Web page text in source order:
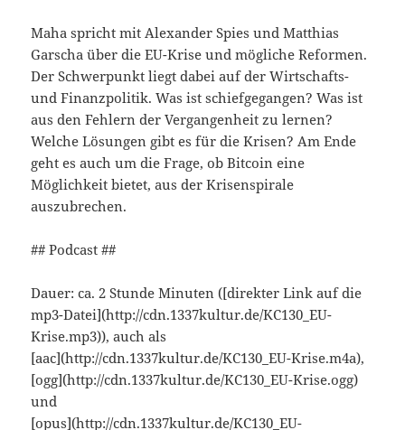
Maha spricht mit Alexander Spies und Matthias
Garscha über die EU-Krise und mögliche Reformen.
Der Schwerpunkt liegt dabei auf der Wirtschafts-
und Finanzpolitik. Was ist schiefgegangen? Was ist
aus den Fehlern der Vergangenheit zu lernen?
Welche Lösungen gibt es für die Krisen? Am Ende
geht es auch um die Frage, ob Bitcoin eine
Möglichkeit bietet, aus der Krisenspirale
auszubrechen.
## Podcast ##
Dauer: ca. 2 Stunde Minuten ([direkter Link auf die
mp3-Datei](http://cdn.1337kultur.de/KC130_EU-
Krise.mp3)), auch als
[aac](http://cdn.1337kultur.de/KC130_EU-Krise.m4a),
[ogg](http://cdn.1337kultur.de/KC130_EU-Krise.ogg)
und
[opus](http://cdn.1337kultur.de/KC130_EU-